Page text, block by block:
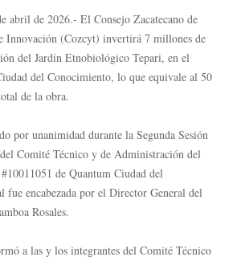
abril de 2026.- El Consejo Zacatecano de
Innovación (Cozcyt) invertirá 7 millones de
del Jardín Etnobiológico Tepari, en el
del Conocimiento, lo que equivale al 50
de la obra.
por unanimidad durante la Segunda Sesión
Comité Técnico y de Administración del
de Quantum Ciudad del
fue encabezada por el Director General del
Rosales.
a las y los integrantes del Comité Técnico